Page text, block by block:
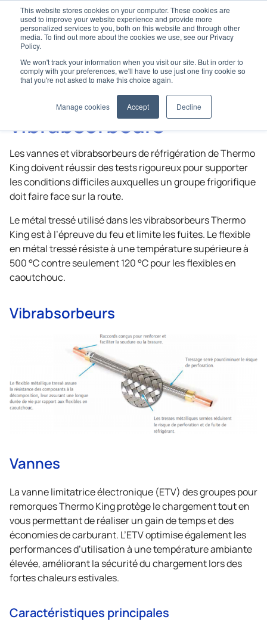
This website stores cookies on your computer. These cookies are
used to improve your website experience and provide more
personalized services to you, both on this website and through other
media. To find out more about the cookies we use, see our Privacy
Policy.
We won't track your information when you visit our site. But in order to
comply with your preferences, we'll have to use just one tiny cookie so
that you're not asked to make this choice again.
Manage cookies Accept Decline
Home Pièces d’origine Vannes et vibrabsorbeurs
Vannes et
vibrabsorbeurs
Les vannes et vibrabsorbeurs de réfrigération deThermo
Kingdoivent réussir des tests rigoureux pour supporter
les conditions difficiles auxquelles un groupe frigorifique
doit faire face sur la route.
Le métal tressé utilisé dans les vibrabsorbeursThermo
Kingest à l’épreuve du feu et limite les fuites. Le flexible
en métal tressé résiste à une température supérieure à
500 °C contre seulement 120 °C pour les flexibles en
caoutchouc.
Vibrabsorbeurs
Vannes
La vanne limitatrice électronique (ETV) des groupes pour
remorquesThermo Kingprotège le chargement tout en
vous permettant de réaliser un gain de temps et des
économies de carburant. L’ETV optimise également les
performances d’utilisation à une température ambiante
élevée, améliorant la sécurité du chargement lors des
fortes chaleurs estivales.
Caractéristiques principales